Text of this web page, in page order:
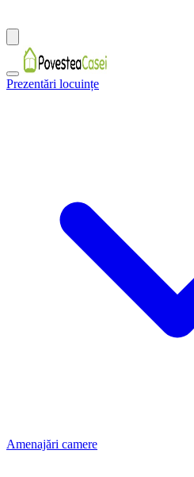
Prezentări locuințe
Amenajări camere